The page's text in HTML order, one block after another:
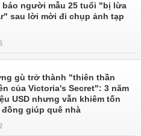
báo người mẫu 25 tuổi "bị lừa
sau lời mời đi chụp ảnh tạp
gù trở thành "thiên thần
của Victoria's Secret": 3 năm
USD nhưng vẫn khiêm tốn
đồng giúp quê nhà